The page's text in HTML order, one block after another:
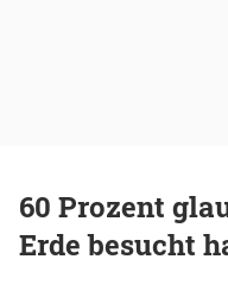
60 Prozent
Erde besucht